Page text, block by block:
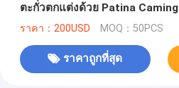
ตะกั่วตกแต่งด้วย Patina Caming
ราคา：200USD MOQ：50PCS
ราคาถูกที่สุด